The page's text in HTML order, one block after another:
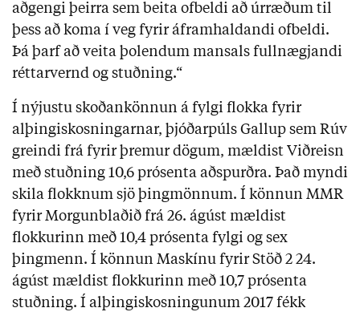
aðgengi þeirra sem beita ofbeldi að úrræðum til
þess að koma í veg fyrir áframhaldandi ofbeldi.
Þá þarf að veita þolendum mansals fullnægjandi
réttarvernd og stuðning.“
Í nýjustu skoðankönnun á fylgi flokka fyrir
alþingiskosningarnar, þjóðarpúls Gallup sem Rúv
greindi frá fyrir þremur dögum, mældist Viðreisn
með stuðning 10,6 prósenta aðspurðra. Það myndi
skila flokknum sjö þingmönnum. Í könnun MMR
fyrir Morgunblaðið frá 26. ágúst mældist
flokkurinn með 10,4 prósenta fylgi og sex
þingmenn. Í könnun Maskínu fyrir Stöð 2 24.
ágúst mældist flokkurinn með 10,7 prósenta
stuðning. Í alþingiskosningunum 2017 fékk